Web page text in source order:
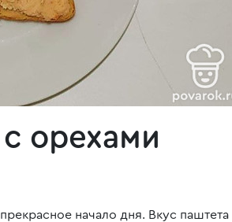
орехами
начало дня. Вкус